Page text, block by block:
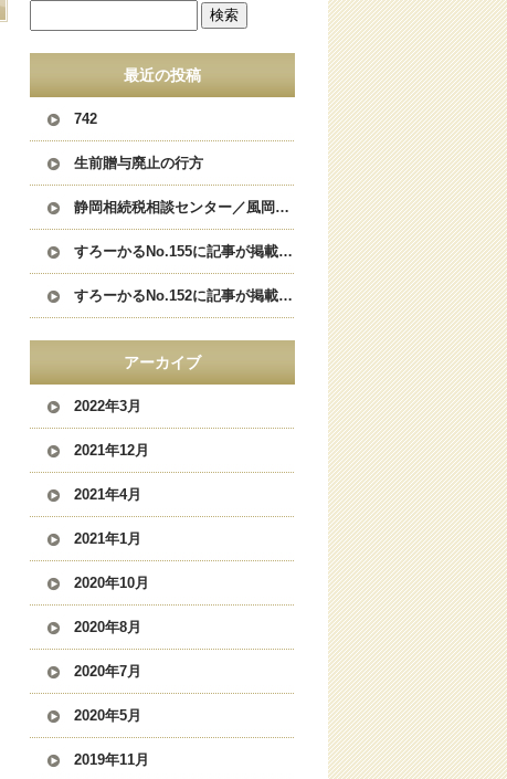
最近の投稿
742
生前贈与廃止の行方
静岡相続税相談センター／風岡税理士事務所は清水エスパルスを応援しています。
すろーかるNo.155に記事が掲載されました。
すろーかるNo.152に記事が掲載されました。
アーカイブ
2022年3月
2021年12月
2021年4月
2021年1月
2020年10月
2020年8月
2020年7月
2020年5月
2019年11月